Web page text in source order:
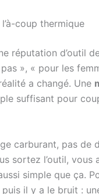
coup thermique
réputation d’outil
», « pour les
a changé. Une
suffisant pour
carburant, pas de
sortez l’outil, vous
simple que ça.
puis il y a le bruit :